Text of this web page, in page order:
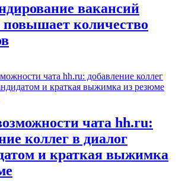
вакансий
количество
чата hh.ru:
коллег в диалог
и краткая выжимка